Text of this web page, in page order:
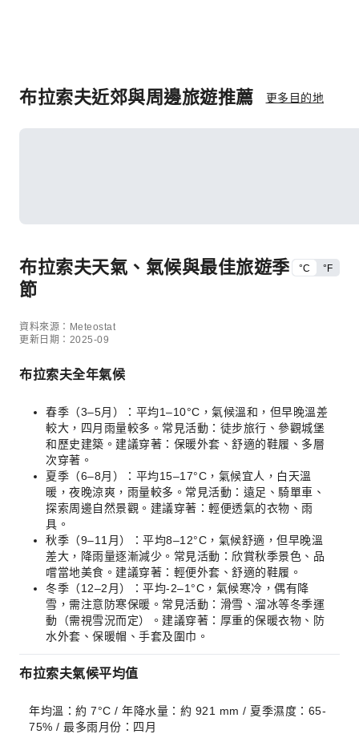
布拉索夫近郊與周邊旅遊推薦 更多目的地
布拉索夫天氣、氣候與最佳旅遊季
節
°C °F
資料來源：Meteostat
更新日期：2025-09
布拉索夫全年氣候
春季（3–5月）：平均1–10°C，氣候溫和，但早晚溫差
較大，四月雨量較多。常見活動：徒步旅行、參觀城堡
和歷史建築。建議穿著：保暖外套、舒適的鞋履、多層
次穿著。
夏季（6–8月）：平均15–17°C，氣候宜人，白天溫
暖，夜晚涼爽，雨量較多。常見活動：遠足、騎單車、
探索周邊自然景觀。建議穿著：輕便透氣的衣物、雨
具。
秋季（9–11月）：平均8–12°C，氣候舒適，但早晚溫
差大，降雨量逐漸減少。常見活動：欣賞秋季景色、品
嚐當地美食。建議穿著：輕便外套、舒適的鞋履。
冬季（12–2月）：平均-2–1°C，氣候寒冷，偶有降
雪，需注意防寒保暖。常見活動：滑雪、溜冰等冬季運
動（需視雪況而定）。建議穿著：厚重的保暖衣物、防
水外套、保暖帽、手套及圍巾。
布拉索夫氣候平均值
年均溫：約 7°C / 年降水量：約 921 mm / 夏季濕度：65-
75% / 最多雨月份：四月